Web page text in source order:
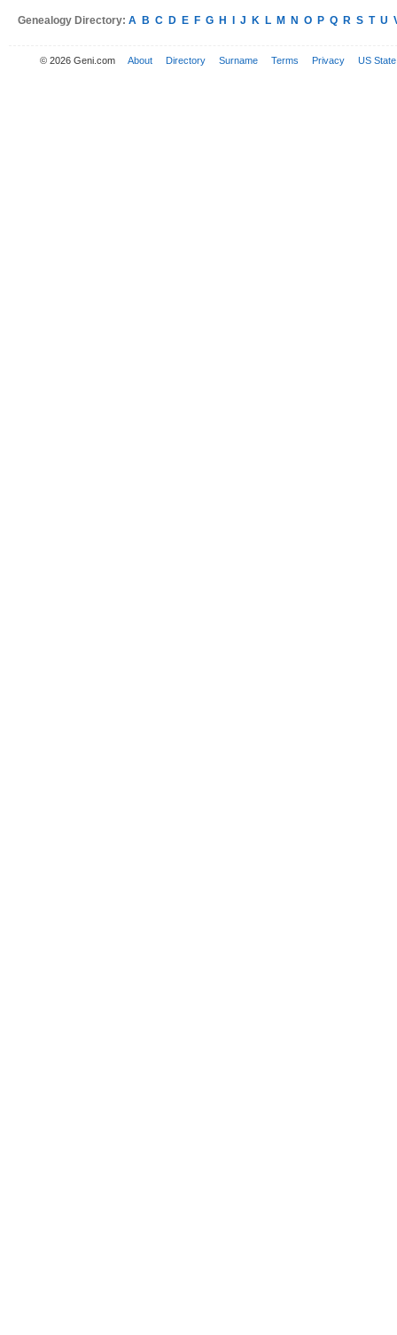
Genealogy Directory: A B C D E F G H J K L M N O P Q R S T U
© 2026 Geni.com About Directory Surname Terms Privacy US